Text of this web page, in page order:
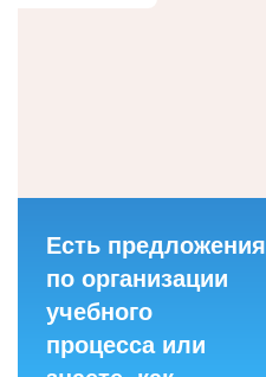
Есть предложения
по организации
учебного
процесса или